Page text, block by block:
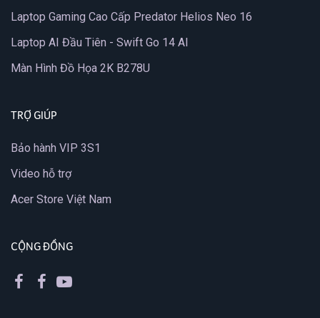
Laptop Gaming Cao Cấp Predator Helios Neo 16
Laptop AI Đầu Tiên - Swift Go 14 AI
Màn Hình Đồ Họa 2K B278U
TRỢ GIÚP
Bảo hành VIP 3S1
Video hỗ trợ
Acer Store Việt Nam
CỘNG ĐỒNG